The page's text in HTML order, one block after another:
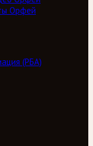
Орфей
(РБА)